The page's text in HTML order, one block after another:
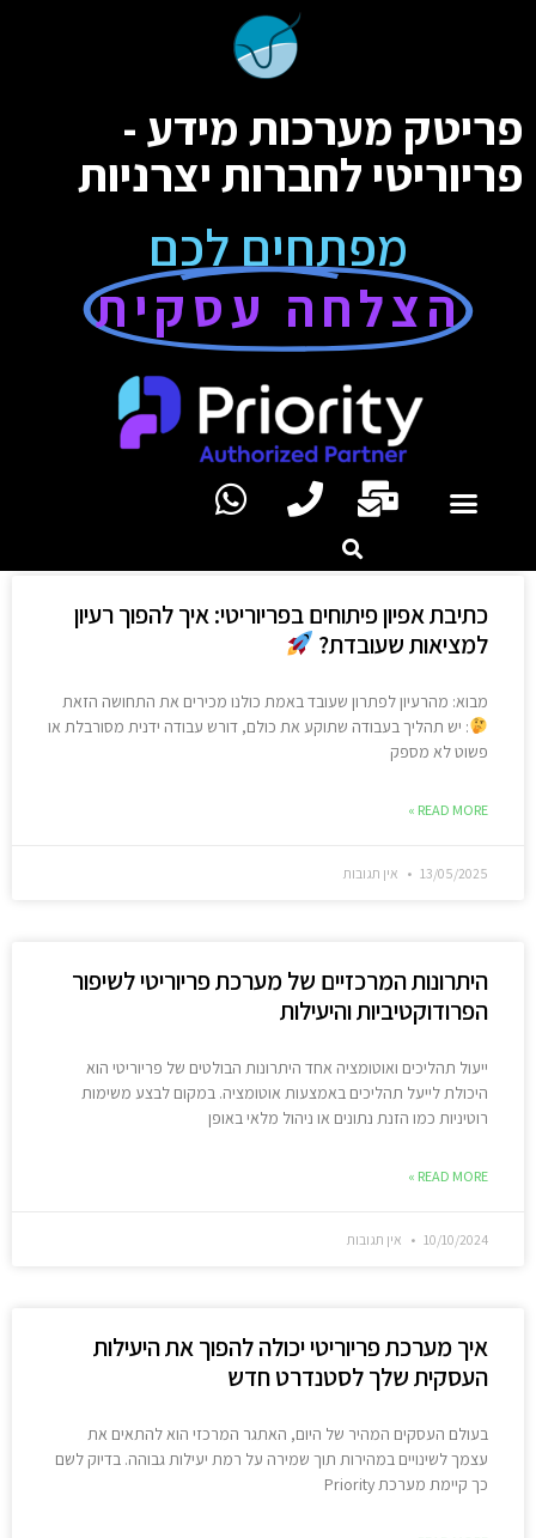
פריטק מערכות מידע -
פריוריטי לחברות יצרניות
מפתחים לכם
הצלחה עסקית
כתיבת אפיון פיתוחים בפריוריטי: איך להפוך רעיון
למציאות שעובדת?
מבוא: מהרעיון לפתרון שעובד באמת כולנו מכירים את התחושה הזאת
: יש תהליך בעבודה שתוקע את כולם, דורש עבודה ידנית מסורבלת או
פשוט לא מספק
READ MORE »
13/05/2025 אין תגובות
היתרונות המרכזיים של מערכת פריוריטי לשיפור
הפרודוקטיביות והיעילות
ייעול תהליכים ואוטומציה אחד היתרונות הבולטים של פריוריטי הוא
היכולת לייעל תהליכים באמצעות אוטומציה. במקום לבצע משימות
רוטיניות כמו הזנת נתונים או ניהול מלאי באופן
READ MORE »
10/10/2024 אין תגובות
איך מערכת פריוריטי יכולה להפוך את היעילות
העסקית שלך לסטנדרט חדש
בעולם העסקים המהיר של היום, האתגר המרכזי הוא להתאים את
עצמך לשינויים במהירות תוך שמירה על רמת יעילות גבוהה. בדיוק לשם
כך קיימת מערכת Priority